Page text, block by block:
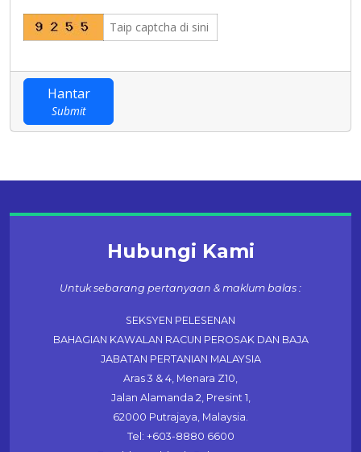
Hantar
Submit
Hubungi Kami
Untuk sebarang pertanyaan & maklum balas :
SEKSYEN PELESENAN
BAHAGIAN KAWALAN RACUN PEROSAK DAN BAJA
JABATAN PERTANIAN MALAYSIA
Aras 3 & 4, Menara Z10,
Jalan Alamanda 2, Presint 1,
62000 Putrajaya, Malaysia.
Tel: +603-8880 6600